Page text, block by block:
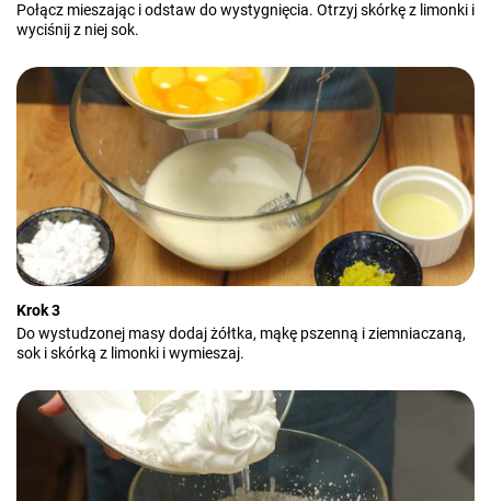
Połącz mieszając i odstaw do wystygnięcia. Otrzyj skórkę z limonki i
wyciśnij z niej sok.
Krok 3
Do wystudzonej masy dodaj żółtka, mąkę pszenną i ziemniaczaną,
sok i skórką z limonki i wymieszaj.